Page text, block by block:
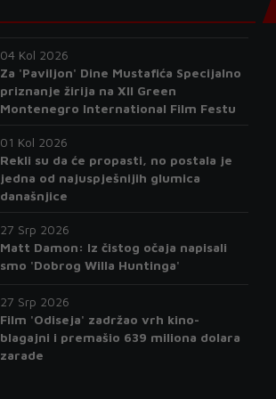
04 Kol 2026
Za 'Paviljon' Dine Mustafića Specijalno
priznanje žirija na XII Green
Montenegro International Film Festu
01 Kol 2026
Rekli su da će propasti, no postala je
jedna od najuspješnijih glumica
današnjice
27 Srp 2026
Matt Damon: Iz čistog očaja napisali
smo 'Dobrog Willa Huntinga'
27 Srp 2026
Film 'Odiseja' zadržao vrh kino-
blagajni i premašio 639 miliona dolara
zarade